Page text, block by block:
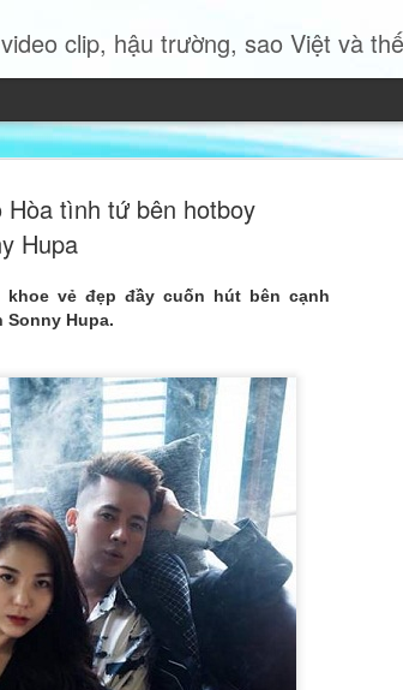
Hòa tình tứ bên hotboy
Hupa
vẻ đẹp đầy cuốn hút bên cạnh
Hupa.
clip, hậu trường, sao Việt và thế giới
trở thành
Trong bộ ảnh thời trang
2023 Quyn Si mang đến
nữ hiện đại độc lập, bản
của chính mình.
Không cần những bộ trang
trương, Quyn Si lựa chọn
trung tính, sơ mi trắng
cổ điển. Sự kết hợp ấy tạo
mềm mại, phản chiếu
giữa quyền lực và nét nữ